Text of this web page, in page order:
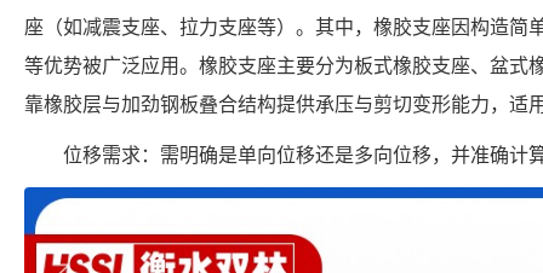
座（如减震支座、拉力支座等）。其中，橡胶支座因构造简
等优势被广泛应用。橡胶支座主要分为板式橡胶支座、盆式
靠橡胶层与加劲钢板叠合结构提供承压与剪切变形能力，适
位移需求：需明确是单向位移还是多向位移，并准确计